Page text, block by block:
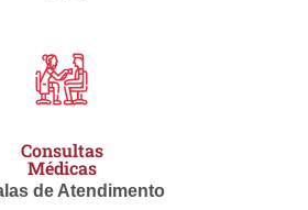
Consultas
Médicas
de Atendimento